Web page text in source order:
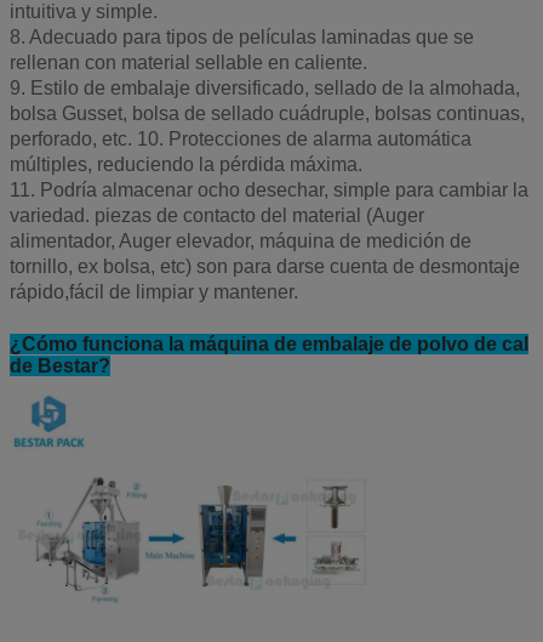
intuitiva y simple.
8. Adecuado para tipos de películas laminadas que se
rellenan con material sellable en caliente.
9. Estilo de embalaje diversificado, sellado de la almohada,
bolsa Gusset, bolsa de sellado cuádruple, bolsas continuas,
perforado, etc. 10. Protecciones de alarma automática
múltiples, reduciendo la pérdida máxima.
11. Podría almacenar ocho desechar, simple para cambiar la
variedad. piezas de contacto del material (Auger
alimentador, Auger elevador, máquina de medición de
tornillo, ex bolsa, etc) son para darse cuenta de desmontaje
rápido,fácil de limpiar y mantener.
¿Cómo funciona la máquina de embalaje de polvo de cal
de Bestar?